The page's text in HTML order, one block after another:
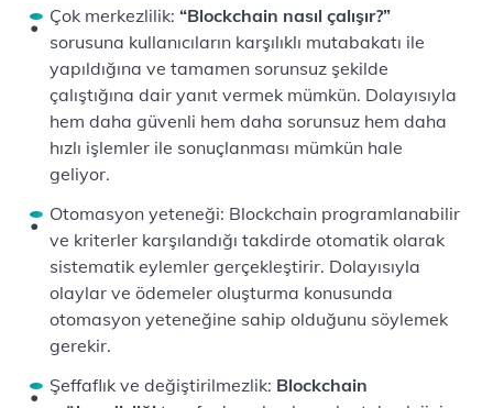
Çok merkezlilik: “Blockchain nasıl çalışır?”
sorusuna kullanıcıların karşılıklı mutabakatı ile
yapıldığına ve tamamen sorunsuz şekilde
çalıştığına dair yanıt vermek mümkün. Dolayısıyla
hem daha güvenli hem daha sorunsuz hem daha
hızlı işlemler ile sonuçlanması mümkün hale
geliyor.
Otomasyon yeteneği: Blockchain programlanabilir
ve kriterler karşılandığı takdirde otomatik olarak
sistematik eylemler gerçekleştirir. Dolayısıyla
olaylar ve ödemeler oluşturma konusunda
otomasyon yeteneğine sahip olduğunu söylemek
gerekir.
Şeffaflık ve değiştirilmezlik: Blockchain